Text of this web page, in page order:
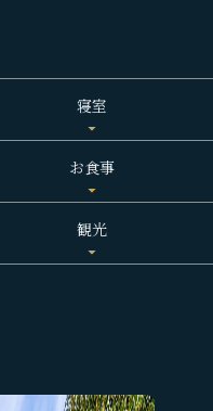
ダイニングキッチン
寝室
お食事
観光